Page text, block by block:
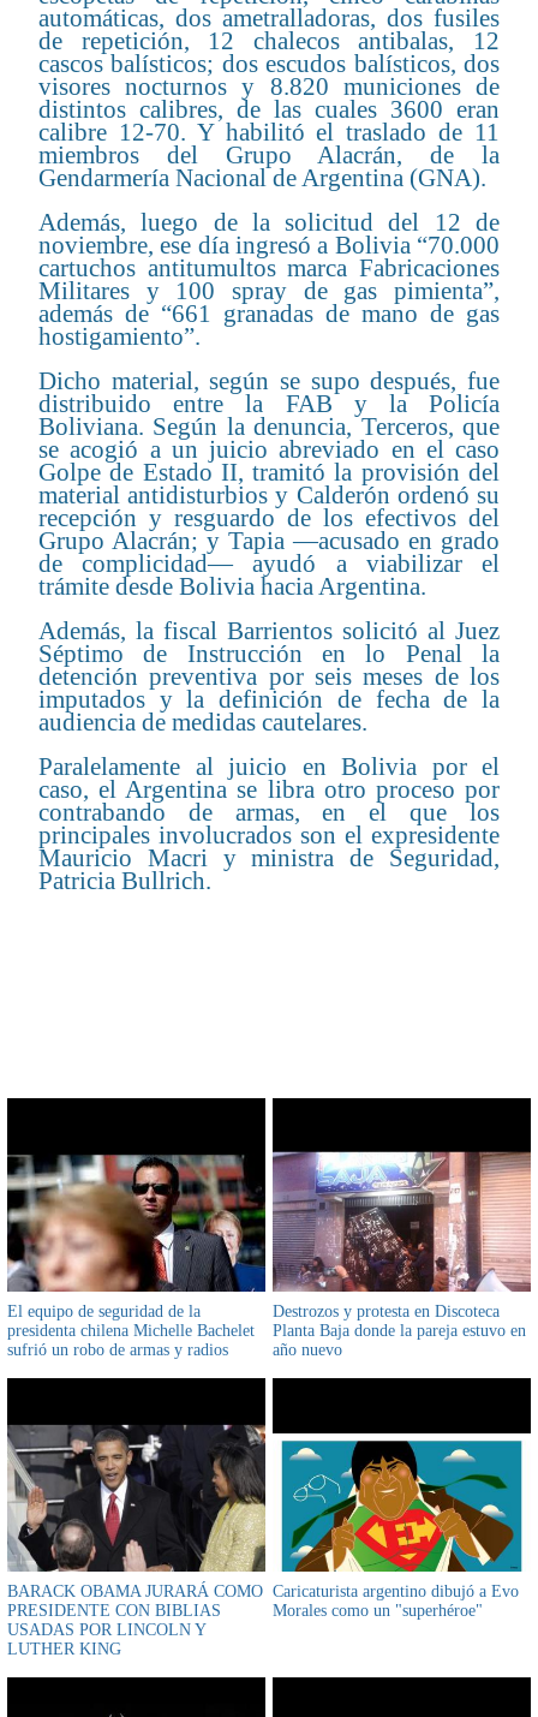
automáticas, dos ametralladoras, dos fusiles
de repetición, 12 chalecos antibalas, 12
cascos balísticos; dos escudos balísticos, dos
visores nocturnos y 8.820 municiones de
distintos calibres, de las cuales 3600 eran
calibre 12-70. Y habilitó el traslado de 11
miembros del Grupo Alacrán, de la
Gendarmería Nacional de Argentina (GNA).
Además, luego de la solicitud del 12 de
noviembre, ese día ingresó a Bolivia “70.000
cartuchos antitumultos marca Fabricaciones
Militares y 100 spray de gas pimienta”,
además de “661 granadas de mano de gas
hostigamiento”.
Dicho material, según se supo después, fue
distribuido entre la FAB y la Policía
Boliviana. Según la denuncia, Terceros, que
se acogió a un juicio abreviado en el caso
Golpe de Estado II, tramitó la provisión del
material antidisturbios y Calderón ordenó su
recepción y resguardo de los efectivos del
Grupo Alacrán; y Tapia —acusado en grado
de complicidad— ayudó a viabilizar el
trámite desde Bolivia hacia Argentina.
Además, la fiscal Barrientos solicitó al Juez
Séptimo de Instrucción en lo Penal la
detención preventiva por seis meses de los
imputados y la definición de fecha de la
audiencia de medidas cautelares.
Paralelamente al juicio en Bolivia por el
caso, el Argentina se libra otro proceso por
contrabando de armas, en el que los
principales involucrados son el expresidente
Mauricio Macri y ministra de Seguridad,
Patricia Bullrich.
El equipo de seguridad de la
presidenta chilena Michelle Bachelet
sufrió un robo de armas y radios
Destrozos y protesta en Discoteca
Planta Baja donde la pareja estuvo en
año nuevo
BARACK OBAMA JURARÁ COMO
PRESIDENTE CON BIBLIAS
USADAS POR LINCOLN Y
LUTHER KING
Caricaturista argentino dibujó a Evo
Morales como un "superhéroe"